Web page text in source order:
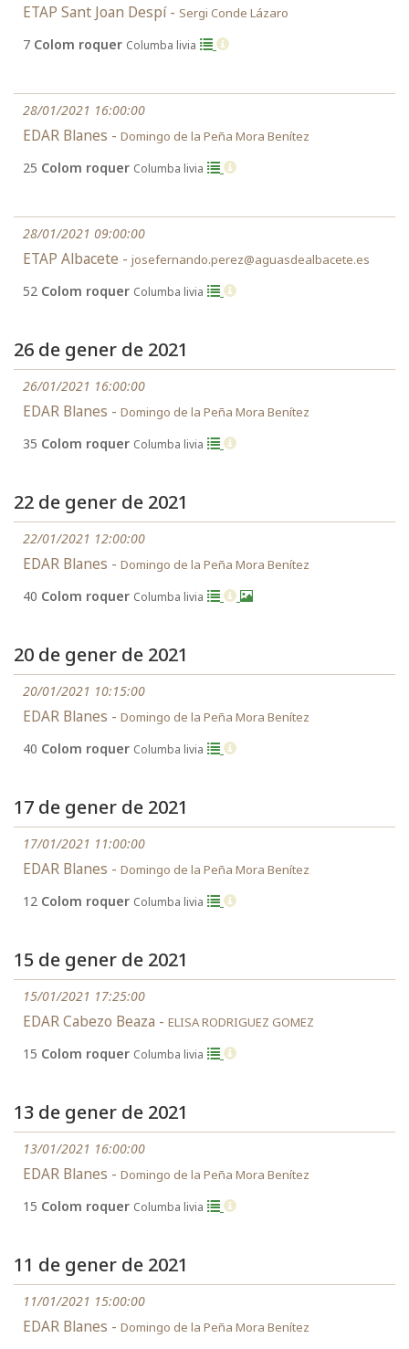
ETAP Sant Joan Despí - Sergi Conde Lázaro
7 Colom roquer Columba livia
28/01/2021 16:00:00
EDAR Blanes - Domingo de la Peña Mora Benítez
25 Colom roquer Columba livia
28/01/2021 09:00:00
ETAP Albacete - josefernando.perez@aguasdealbacete.es
52 Colom roquer Columba livia
26 de gener de 2021
26/01/2021 16:00:00
EDAR Blanes - Domingo de la Peña Mora Benítez
35 Colom roquer Columba livia
22 de gener de 2021
22/01/2021 12:00:00
EDAR Blanes - Domingo de la Peña Mora Benítez
40 Colom roquer Columba livia
20 de gener de 2021
20/01/2021 10:15:00
EDAR Blanes - Domingo de la Peña Mora Benítez
40 Colom roquer Columba livia
17 de gener de 2021
17/01/2021 11:00:00
EDAR Blanes - Domingo de la Peña Mora Benítez
12 Colom roquer Columba livia
15 de gener de 2021
15/01/2021 17:25:00
EDAR Cabezo Beaza - ELISA RODRIGUEZ GOMEZ
15 Colom roquer Columba livia
13 de gener de 2021
13/01/2021 16:00:00
EDAR Blanes - Domingo de la Peña Mora Benítez
15 Colom roquer Columba livia
11 de gener de 2021
11/01/2021 15:00:00
EDAR Blanes - Domingo de la Peña Mora Benítez